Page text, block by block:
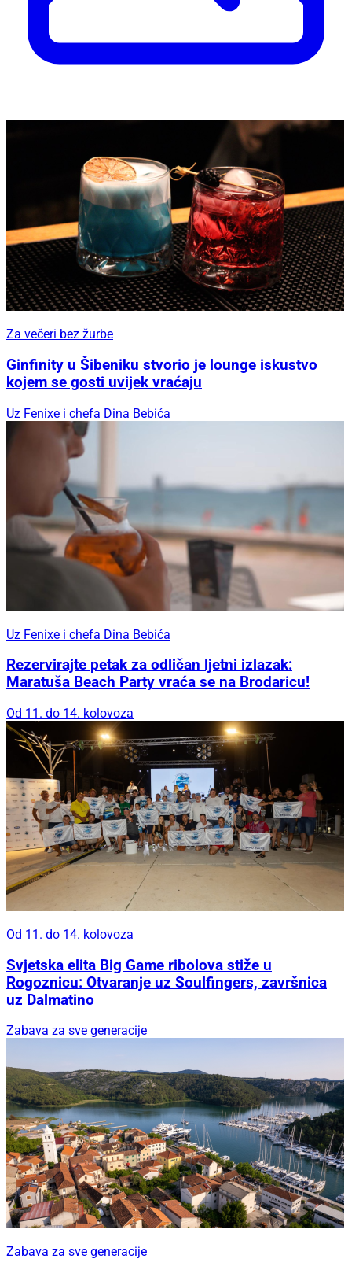
Za večeri bez žurbe
Ginfinity u Šibeniku stvorio je lounge iskustvo
kojem se gosti uvijek vraćaju
Uz Fenixe i chefa Dina Bebića
Uz Fenixe i chefa Dina Bebića
Rezervirajte petak za odličan ljetni izlazak:
Maratuša Beach Party vraća se na Brodaricu!
Od 11. do 14. kolovoza
Od 11. do 14. kolovoza
Svjetska elita Big Game ribolova stiže u
Rogoznicu: Otvaranje uz Soulfingers, završnica
uz Dalmatino
Zabava za sve generacije
Zabava za sve generacije